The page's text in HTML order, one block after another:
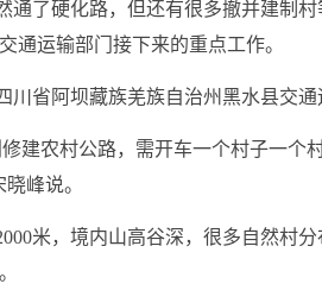
通了硬化路，但还有很多撤并建制
通运输部门接下来的重点工作。
川省阿坝藏族羌族自治州黑水县交
建农村公路，需开车一个村子一
峰说。
米，境内山高谷深，很多自然村